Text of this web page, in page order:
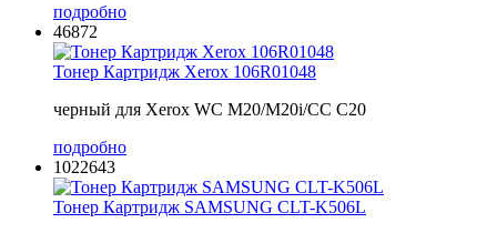
подробно
46872
Тонер Картридж Xerox 106R01048
черный для Xerox WC M20/M20i/CC C20
подробно
1022643
Тонер Картридж SAMSUNG CLT-K506L